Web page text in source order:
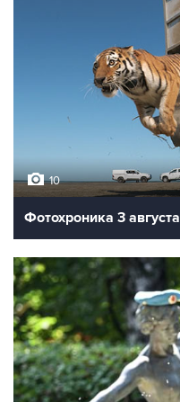
10
Фотохроника 3 августа